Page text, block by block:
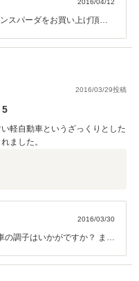
2016/04/12
スパーダをお買い上げ頂き
いをさせて頂き、 従業員一
うぞよろしくお願いいたし
2016/03/29投稿
5
軽自動車というざっくりとした
ました。
2016/03/30
の調子はいかがですか？ また